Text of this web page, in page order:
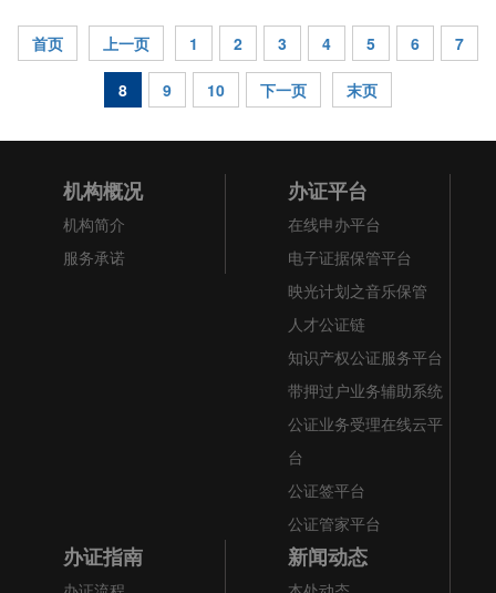
首页 上一页 1 2 3 4 5 6 7
8 9 10 下一页 末页
机构概况
机构简介
服务承诺
办证平台
在线申办平台
电子证据保管平台
映光计划之音乐保管
人才公证链
知识产权公证服务平台
带押过户业务辅助系统
公证业务受理在线云平
台
公证签平台
公证管家平台
办证指南 新闻动态